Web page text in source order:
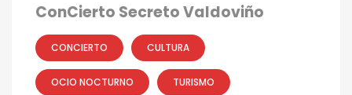
ConCierto Secreto Valdoviño
CONCIERTO CULTURA
OCIO NOCTURNO TURISMO